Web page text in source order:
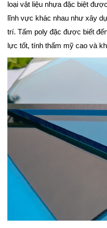
loại vật liệu nhựa đặc biệt
lĩnh vực khác nhau như xây
trí. Tấm poly đặc được biết
lực tốt, tính thẩm mỹ cao và